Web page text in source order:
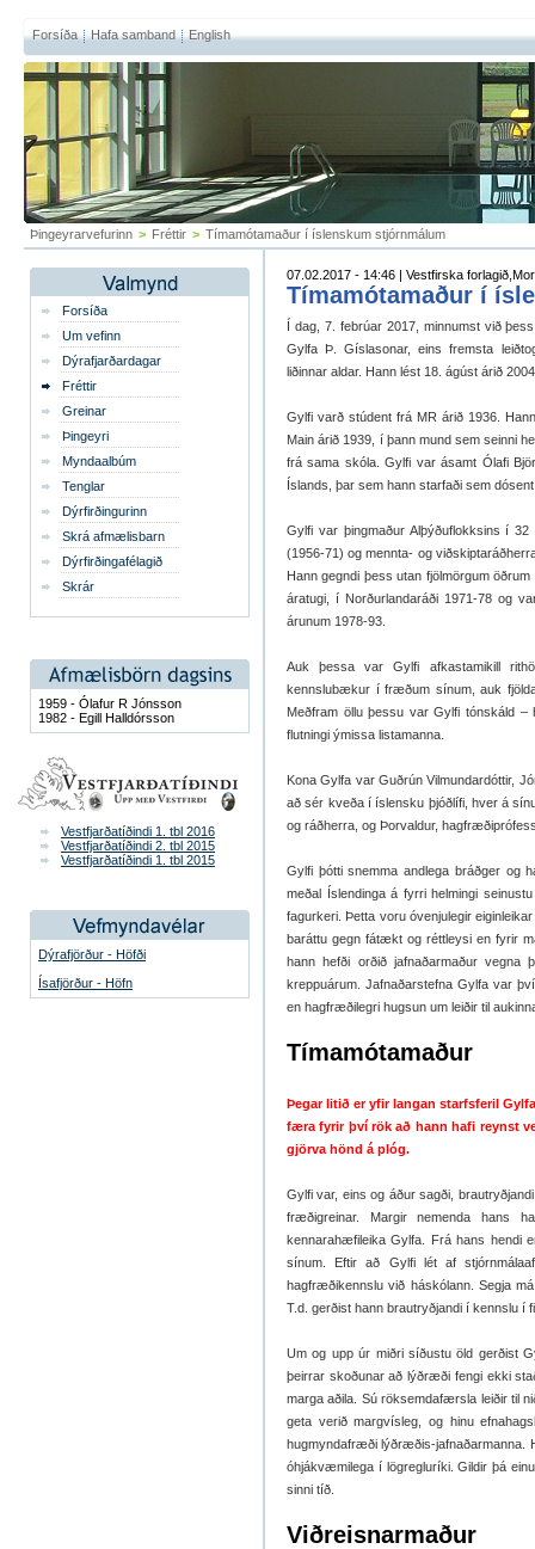
Forsíða Hafa samband English
Þingeyrarvefurinn > Fréttir > Tímamótamaður í íslenskum stjórnmálum
Forsíða
Um vefinn
Dýrafjarðardagar
Fréttir
Greinar
Þingeyri
Myndaalbúm
Tenglar
Dýrfirðingurinn
Skrá afmælisbarn
Dýrfirðingafélagið
Skrár
1959 - Ólafur R Jónsson
1982 - Egill Halldórsson
Vestfjarðatíðindi 1. tbl 2016
Vestfjarðatíðindi 2. tbl 2015
Vestfjarðatíðindi 1. tbl 2015
Dýrafjörður - Höfði
Ísafjörður - Höfn
07.02.2017 - 14:46 | Vestfirska
Tímamótamaður í
Í dag, 7. febrúar 2017, minnumst við
Gylfa Þ. Gíslasonar, eins fremsta
liðinnar aldar. Hann lést 18. ágúst árið
Gylfi varð stúdent frá MR árið 1936.
Main árið 1939, í þann mund sem seinni
frá sama skóla. Gylfi var ásamt Ólafi
Íslands, þar sem hann starfaði sem
Gylfi var þingmaður Alþýðuflokksins í
(1956-71) og mennta- og
Hann gegndi þess utan fjölmörgum
áratugi, í Norðurlandaráði 1971-78 og
árunum 1978-93.
Auk þessa var Gylfi afkastamikill
kennslubækur í fræðum sínum, auk
Meðfram öllu þessu var Gylfi tónskáld –
flutningi ýmissa listamanna.
Kona Gylfa var Guðrún Vilmundardóttir,
að sér kveða í íslensku þjóðlífi, hver á
og ráðherra, og Þorvaldur,
Gylfi þótti snemma andlega bráðger og
meðal Íslendinga á fyrri helmingi
fagurkeri. Þetta voru óvenjulegir
baráttu gegn fátækt og réttleysi en fyrir
hann hefði orðið jafnaðarmaður
kreppuárum. Jafnaðarstefna Gylfa var
en hagfræðilegri hugsun um leiðir til
Tímamótamaður
Þegar litið er yfir langan starfsferil
færa fyrir því rök að hann hafi reynst
gjörva hönd á plóg.
Gylfi var, eins og áður sagði,
fræðigreinar. Margir nemenda hans
kennarahæfileika Gylfa. Frá hans hendi
sínum. Eftir að Gylfi lét af
hagfræðikennslu við háskólann. Segja
T.d. gerðist hann brautryðjandi í kennslu
Um og upp úr miðri síðustu öld gerðist
þeirrar skoðunar að lýðræði fengi ekki
marga aðila. Sú röksemdafærsla leiðir til
geta verið margvísleg, og hinu
hugmyndafræði lýðræðis-jafnaðarmanna.
óhjákvæmilega í lögregluríki. Gildir þá
sinni tíð.
Viðreisnarmaður